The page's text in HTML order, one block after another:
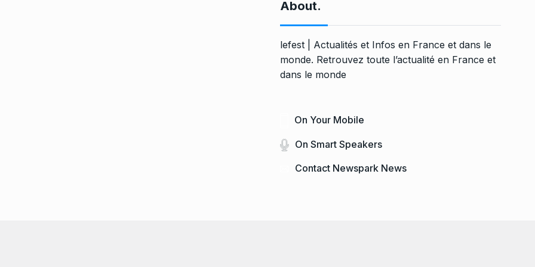
About.
lefest | Actualités et Infos en France et dans le
monde. Retrouvez toute l’actualité en France et
dans le monde
On Your Mobile
On Smart Speakers
Contact Newspark News